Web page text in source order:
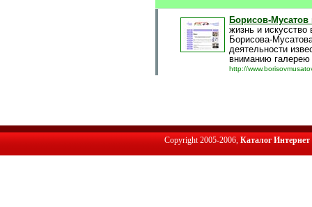
Борисов-Мусатов
жизнь и
Борисова-
деятельности
вниманию галерею
http://
Copyright 2005-2006, Каталог Интернет